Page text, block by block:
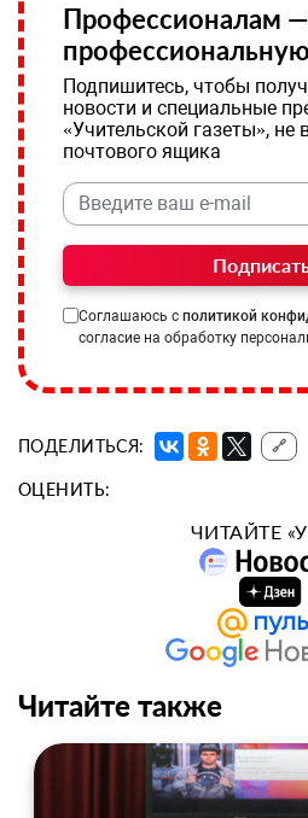
Профессионалам —
Подпишитесь, чтобы
новости и специальные
«Учительской газеты», не
почтового ящика
Соглашаюсь с политикой
согласие на обработку
ПОДЕЛИТЬСЯ: 🔗
ОЦЕНИТЬ:
ЧИТАЙТЕ
Читайте также